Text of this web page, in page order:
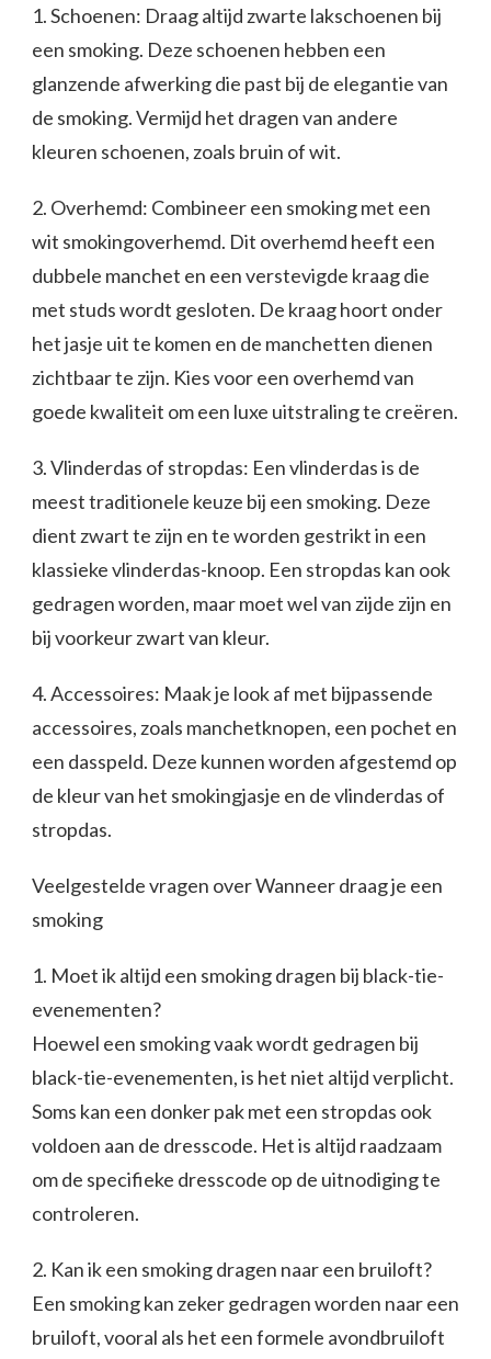
1. Schoenen: Draag altijd zwarte lakschoenen bij
een smoking. Deze schoenen hebben een
glanzende afwerking die past bij de elegantie van
de smoking. Vermijd het dragen van andere
kleuren schoenen, zoals bruin of wit.
2. Overhemd: Combineer een smoking met een
wit smokingoverhemd. Dit overhemd heeft een
dubbele manchet en een verstevigde kraag die
met studs wordt gesloten. De kraag hoort onder
het jasje uit te komen en de manchetten dienen
zichtbaar te zijn. Kies voor een overhemd van
goede kwaliteit om een luxe uitstraling te creëren.
3. Vlinderdas of stropdas: Een vlinderdas is de
meest traditionele keuze bij een smoking. Deze
dient zwart te zijn en te worden gestrikt in een
klassieke vlinderdas-knoop. Een stropdas kan ook
gedragen worden, maar moet wel van zijde zijn en
bij voorkeur zwart van kleur.
4. Accessoires: Maak je look af met bijpassende
accessoires, zoals manchetknopen, een pochet en
een dasspeld. Deze kunnen worden afgestemd op
de kleur van het smokingjasje en de vlinderdas of
stropdas.
Veelgestelde vragen over Wanneer draag je een
smoking
1. Moet ik altijd een smoking dragen bij black-tie-
evenementen?
Hoewel een smoking vaak wordt gedragen bij
black-tie-evenementen, is het niet altijd verplicht.
Soms kan een donker pak met een stropdas ook
voldoen aan de dresscode. Het is altijd raadzaam
om de specifieke dresscode op de uitnodiging te
controleren.
2. Kan ik een smoking dragen naar een bruiloft?
Een smoking kan zeker gedragen worden naar een
bruiloft, vooral als het een formele avondbruiloft